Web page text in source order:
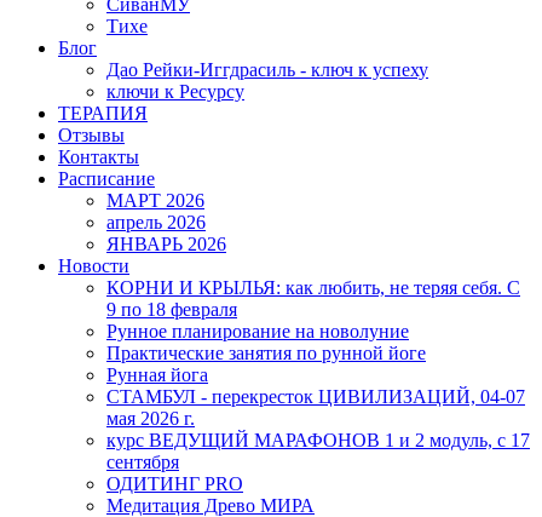
СиванМУ
Тихе
Блог
Дао Рейки-Иггдрасиль - ключ к успеху
ключи к Ресурсу
ТЕРАПИЯ
Отзывы
Контакты
Расписание
МАРТ 2026
апрель 2026
ЯНВАРЬ 2026
Новости
КОРНИ И КРЫЛЬЯ: как любить, не теряя себя. С
9 по 18 февраля
Рунное планирование на новолуние
Практические занятия по рунной йоге
Рунная йога
СТАМБУЛ - перекресток ЦИВИЛИЗАЦИЙ, 04-07
мая 2026 г.
курс ВЕДУЩИЙ МАРАФОНОВ 1 и 2 модуль, с 17
сентября
ОДИТИНГ PRO
Медитация Древо МИРА